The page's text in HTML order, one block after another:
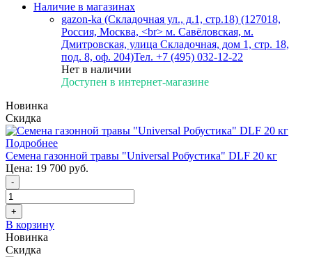
Наличие в магазинах
gazon-ka (Складочная ул., д.1, стр.18) (127018,
Россия, Москва, <br> м. Савёловская, м.
Дмитровская, улица Складочная, дом 1, стр. 18,
под. 8, оф. 204)Тел. +7 (495) 032-12-22
Нет в наличии
Доступен в интернет-магазине
Новинка
Скидка
Подробнее
Семена газонной травы "Universal Робустика" DLF 20 кг
Цена: 19 700 руб.
-
+
В корзину
Новинка
Скидка